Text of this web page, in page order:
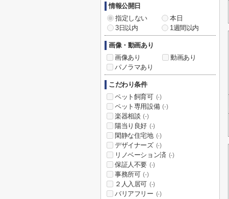
情報公開日
指定しない
本日
3日以内
1週間以内
画像・動画あり
画像あり
動画あり
パノラマあり
こだわり条件
ペット飼育可 (-)
ペット専用設備 (-)
楽器相談 (-)
陽当り良好 (-)
閑静な住宅地 (-)
デザイナーズ (-)
リノベーション済 (-)
保証人不要 (-)
事務所可 (-)
２人入居可 (-)
バリアフリー (-)